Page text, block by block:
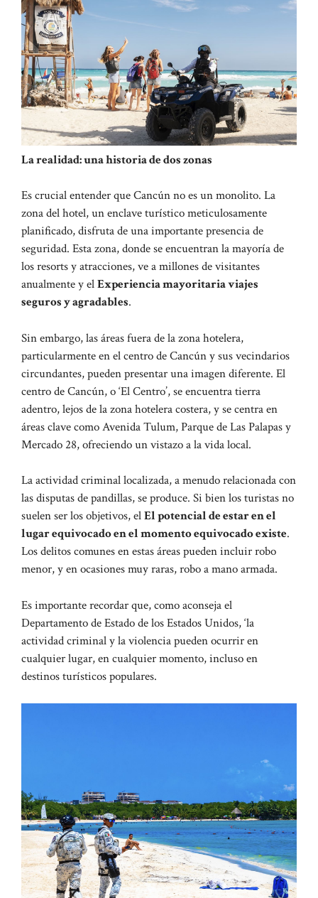
La realidad: una historia de dos zonas
Es crucial entender que Cancún no es un monolito. La
zona del hotel, un enclave turístico meticulosamente
planificado, disfruta de una importante presencia de
seguridad. Esta zona, donde se encuentran la mayoría de
los resorts y atracciones, ve a millones de visitantes
anualmente y elExperiencia mayoritaria viajes
seguros y agradables.
Sin embargo, las áreas fuera de la zona hotelera,
particularmente en el centro de Cancún y sus vecindarios
circundantes, pueden presentar una imagen diferente. El
centro de Cancún, o ‘El Centro’, se encuentra tierra
adentro, lejos de la zona hotelera costera, y se centra en
áreas clave como Avenida Tulum, Parque de Las Palapas y
Mercado 28, ofreciendo un vistazo a la vida local.
La actividad criminal localizada, a menudo relacionada con
las disputas de pandillas, se produce. Si bien los turistas no
suelen ser los objetivos, elEl potencial de estar en el
lugar equivocado en el momento equivocado existe.
Los delitos comunes en estas áreas pueden incluir robo
menor, y en ocasiones muy raras, robo a mano armada.
Es importante recordar que, como aconseja el
Departamento de Estado de los Estados Unidos, ‘la
actividad criminal y la violencia pueden ocurrir en
cualquier lugar, en cualquier momento, incluso en
destinos turísticos populares.